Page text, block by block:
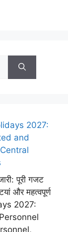
2027:
and
पूरी गजट
और महत्वपूर्ण
2027: